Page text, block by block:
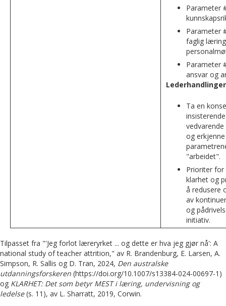
Parameter
Parameter
faglig
Parameter
ansvar og
Ta en
og
"arbeidet".
Prioriter for
klarhet og
å redusere
av
og
initiativ.
Tilpasset fra "'Jeg forlot læreryrket ... og dette er hva jeg gjør nå': A
national study of teacher attrition," av R. Brandenburg, E. Larsen, A.
Simpson, R. Sallis og D. Tran, 2024, Den australske
utdanningsforskeren (https://doi.org/10.1007/s13384-024-00697-1)
og KLARHET: Det som betyr MEST i læring, undervisning og
ledelse(s. 11), av L. Sharratt, 2019, Corwin.